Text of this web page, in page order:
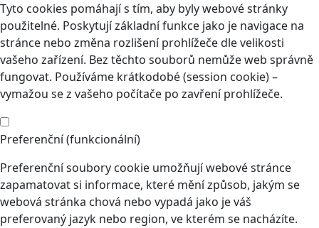
Tyto cookies pomáhají s tím, aby byly webové stránky
použitelné. Poskytují základní funkce jako je navigace na
stránce nebo změna rozlišení prohlížeče dle velikosti
vašeho zařízení. Bez těchto souborů nemůže web správně
fungovat. Používáme krátkodobé (session cookie) –
vymažou se z vašeho počítače po zavření prohlížeče.
Preferenční (funkcionální)
Preferenční soubory cookie umožňují webové stránce
zapamatovat si informace, které mění způsob, jakým se
webová stránka chová nebo vypadá jako je váš
preferovaný jazyk nebo region, ve kterém se nacházíte.